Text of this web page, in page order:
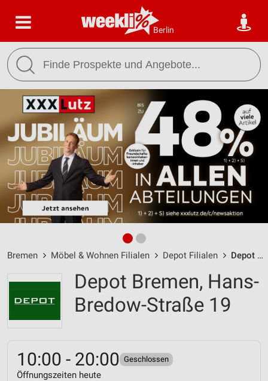
Berlin
Bremen Möbel & Wohnen Filialen Depot Filialen Depot Bremen / Hans-Bredow-Straße 19 - Öffnungszeiten & Adresse
Depot Bremen, Hans-
Bredow-Straße 19
10:00 - 20:00 Geschlossen
Öffnungszeiten heute